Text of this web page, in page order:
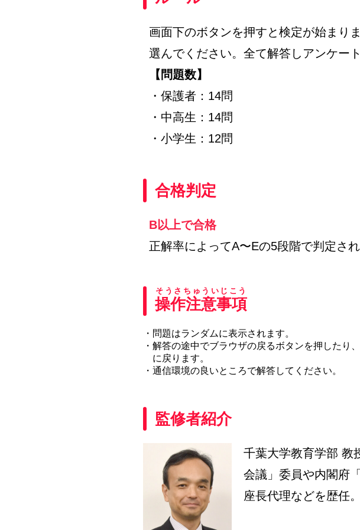
画面下のボタンを押すと検定が始まり
選んでください。全て解答しアンケー
【問題数】
・保護者：14問
・中高生：14問
・小学生：12問
合格判定
B以上で合格
正解率によってA〜Eの5段階で判定され
操作注意事項
そうさちゅういじこう
・問題はランダムに表示されます。
・解答の途中でブラウザの戻るボタンを押した
に戻ります。
・通信環境の良いところで解答してください。
監修者紹介
千葉大学教育学部 教
会議」委員や内閣府
座長代理などを歴任